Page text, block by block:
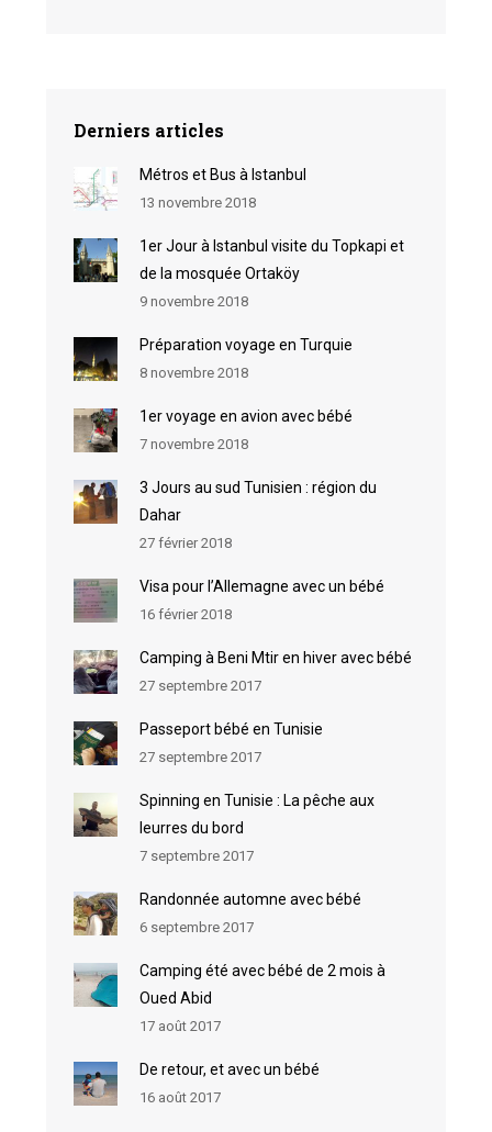
Derniers articles
Métros et Bus à Istanbul
13 novembre 2018
1er Jour à Istanbul visite du Topkapi et
de la mosquée Ortaköy
9 novembre 2018
Préparation voyage en Turquie
8 novembre 2018
1er voyage en avion avec bébé
7 novembre 2018
3 Jours au sud Tunisien : région du
Dahar
27 février 2018
Visa pour l’Allemagne avec un bébé
16 février 2018
Camping à Beni Mtir en hiver avec bébé
27 septembre 2017
Passeport bébé en Tunisie
27 septembre 2017
Spinning en Tunisie : La pêche aux
leurres du bord
7 septembre 2017
Randonnée automne avec bébé
6 septembre 2017
Camping été avec bébé de 2 mois à
Oued Abid
17 août 2017
De retour, et avec un bébé
16 août 2017